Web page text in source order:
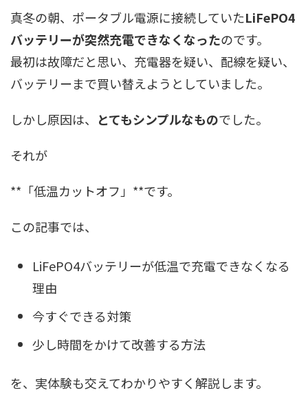
真冬の朝、ポータブル電源に接続していたLiFePO4
バッテリーが突然充電できなくなったのです。
最初は故障だと思い、充電器を疑い、配線を疑い、
バッテリーまで買い替えようとしていました。
しかし原因は、 とてもシンプルなものでした。
それが
**「低温カットオフ」**です。
この記事では、
LiFePO4バッテリーが低温で充電できなくなる
理由
今すぐできる対策
少し時間をかけて改善する方法
を、実体験も交えてわかりやすく解説します。